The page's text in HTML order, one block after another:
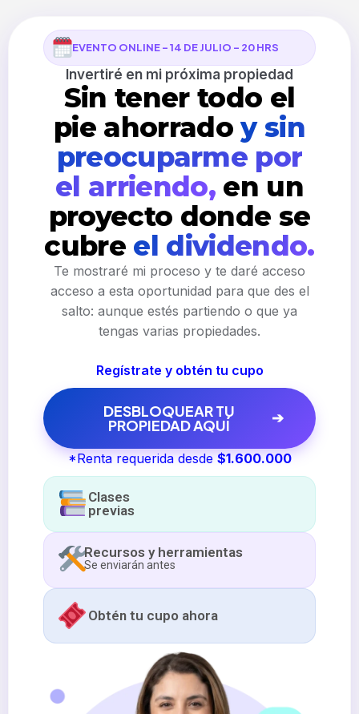
EVENTO ONLINE - 14 DE JULIO - 20 HRS
Invertiré en mi próxima propiedad
Sin tener todo el
pie ahorradoy sin
preocuparme por
el arriendo,en un
proyecto donde se
cubre el dividendo.
Te mostraré mi proceso y te daré acceso
acceso a esta oportunidad para que des el
salto: aunque estés partiendo o que ya
tengas varias propiedades.
Regístrate y obtén tu cupo
DESBLOQUEAR TU
PROPIEDAD AQUÍ
*Renta requerida desde$1.600.000
Clases
previas
Recursos y herramientas
Se enviarán antes
Obtén tu cupo ahora